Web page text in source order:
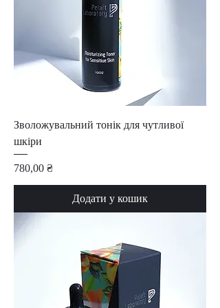
Зволожувальний тонік для чутливої
шкіри
Ціна
780,00 ₴
Додати у кошик